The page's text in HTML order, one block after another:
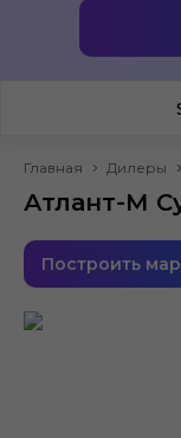
Главная Дилеры
Атлант-М
Построить